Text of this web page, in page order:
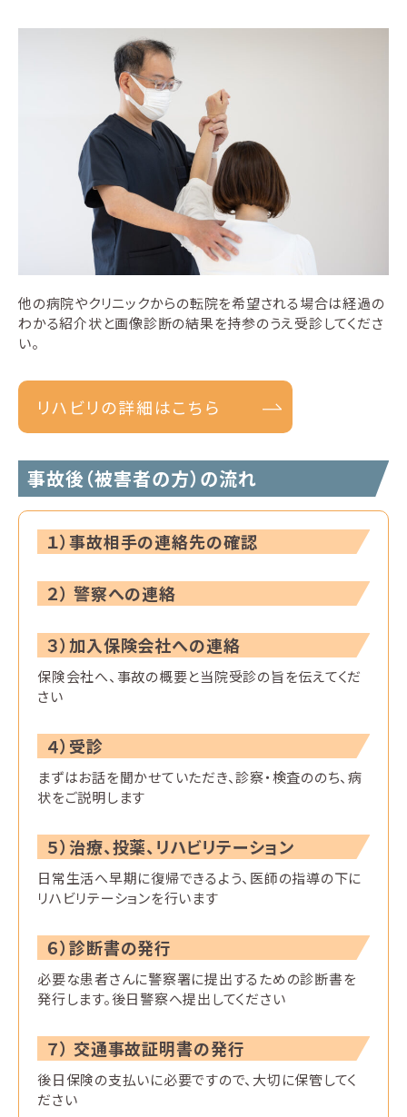
他の病院やクリニックからの転院を希望される場合は経過の
わかる紹介状と画像診断の結果を持参のうえ受診してくださ
い。
リハビリの詳細はこちら
事故後（被害者の方）の流れ
１）事故相手の連絡先の確認
２） 警察への連絡
３）加入保険会社への連絡
保険会社へ、事故の概要と当院受診の旨を伝えてくだ
さい
４）受診
まずはお話を聞かせていただき、診察・検査ののち、病
状をご説明します
５）治療、投薬、リハビリテーション
日常生活へ早期に復帰できるよう、医師の指導の下に
リハビリテーションを行います
６）診断書の発行
必要な患者さんに警察署に提出するための診断書を
発行します。後日警察へ提出してください
７） 交通事故証明書の発行
後日保険の支払いに必要ですので、大切に保管してく
ださい